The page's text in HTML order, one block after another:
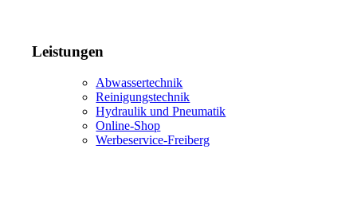
Leistungen
Abwassertechnik
Reinigungstechnik
Hydraulik und Pneumatik
Online-Shop
Werbeservice-Freiberg